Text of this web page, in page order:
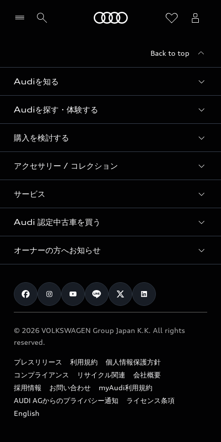
Back to top
Audiを知る
Audi ブランド
Story of Progress
Audi Sport
Formula 1®
デジタルサービス
Audiを探す・体験する
ディーラー検索
新車在庫検索
試乗車・展示車検索
見積もり依頼
試乗予約
購入を検討する
モデル一覧
特別仕様モデル / 限定モデル
e-tronラインアップ
価格シミュレーション
車両比較
カタログ一覧
アクセサリー / コレクション
純正アクセサリー
オンラインショップ
Audi collection
アウディナビアプリ
サービス
サービス入庫予約
サービスプログラム
メンテナンス
車検 / 定期点検
e-tronアフターサポート
myAudi
Audi 認定中古車を買う
Audi認定中古車
クオリティ
保証
メンテナンス
ファイナンス
キャンペーン / イベント
買取査定
オーナーの方へお知らせ
お知らせ
オーナー様向けキャンペーン
特定整備適用車一覧
リサイクル法
よくある質問（FAQ）
© 2026 VOLKSWAGEN Group Japan K.K. All rights
reserved.
プレスリリース 利用規約
個人情報保護方針
コンプライアンス
リサイクル関連
会社概要
採用情報
お問い合わせ
myAudi利用規約
AUDI AGからのプライバシー通知
ライセンス条項
English